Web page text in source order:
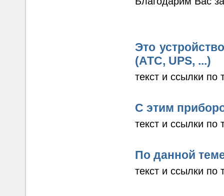
Это
(АТС, UPS, ...)
текст и ссылки по
С этим
текст и ссылки по
По данной
текст и ссылки по